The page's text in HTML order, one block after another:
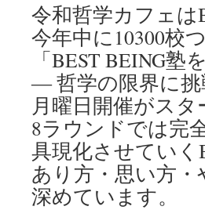
令和哲学カフェは
今年中に10300校
「BEST BEING塾
― 哲学の限界に
月曜日開催がスタ
8ラウンドでは完
具現化させていく
あり方・思い方・
深めています。